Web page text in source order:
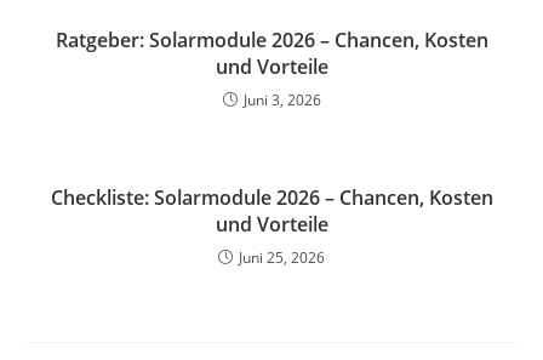
Ratgeber: Solarmodule 2026 – Chancen, Kosten
und Vorteile
Juni 3, 2026
Checkliste: Solarmodule 2026 – Chancen, Kosten
und Vorteile
Juni 25, 2026